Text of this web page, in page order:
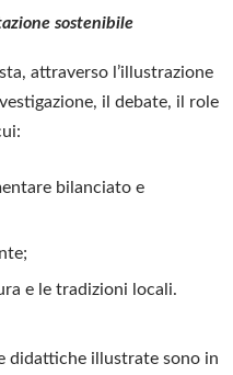
sostenibile
attraverso l’illustrazione
il debate, il role
bilanciato e
e le tradizioni locali.
didattiche illustrate sono in